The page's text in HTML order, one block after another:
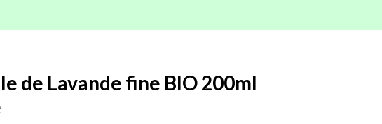
de Lavande fine BIO 200ml